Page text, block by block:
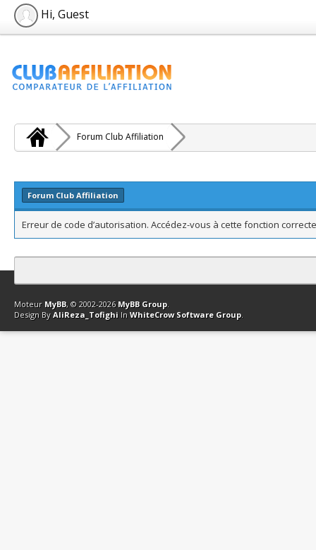
Hi, Guest
Forum Club Affiliation
Forum Club Affiliation
Erreur de code d’autorisation. Accédez-vous à cette fonction
Contact Club Affiliation Retourner en haut Version bas-débit
Moteur MyBB, © 2002-2026 MyBB Group.
Design By AliReza_Tofighi In WhiteCrow Software Group.